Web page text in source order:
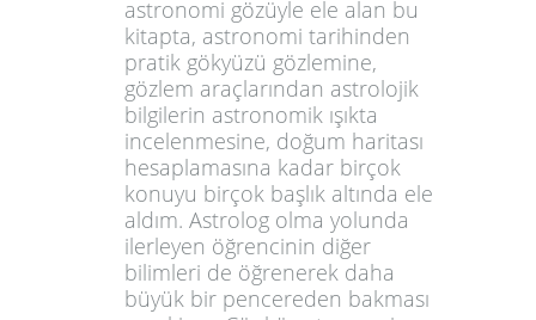
astronomi gözüyle ele alan bu
kitapta, astronomi tarihinden
pratik gökyüzü gözlemine,
gözlem araçlarından astrolojik
bilgilerin astronomik ışıkta
incelenmesine, doğum haritası
hesaplamasına kadar birçok
konuyu birçok başlık altında ele
aldım. Astrolog olma yolunda
ilerleyen öğrencinin diğer
bilimleri de öğrenerek daha
büyük bir pencereden bakması